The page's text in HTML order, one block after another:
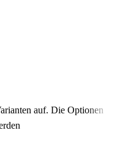
auf. Die Optionen